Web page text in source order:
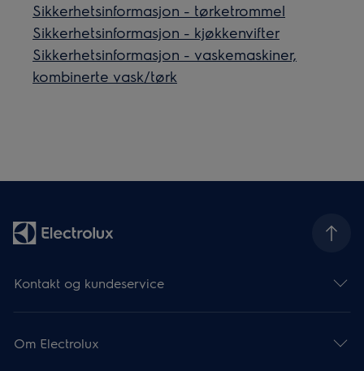
Sikkerhetsinformasjon - tørketrommel
Sikkerhetsinformasjon - kjøkkenvifter
Sikkerhetsinformasjon - vaskemaskiner,
kombinerte vask/tørk
Kontakt og kundeservice
Om Electrolux